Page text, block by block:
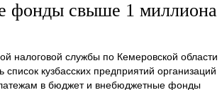
фонды свыше 1 миллиона
налоговой службы по Кемеровской области
список кузбасских предприятий организаций
в бюджет и внебюджетные фонды